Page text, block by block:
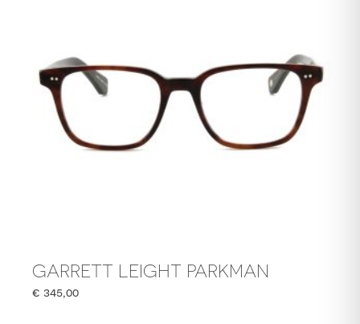
GARRETT LEIGHT PARKMAN
€ 345,00